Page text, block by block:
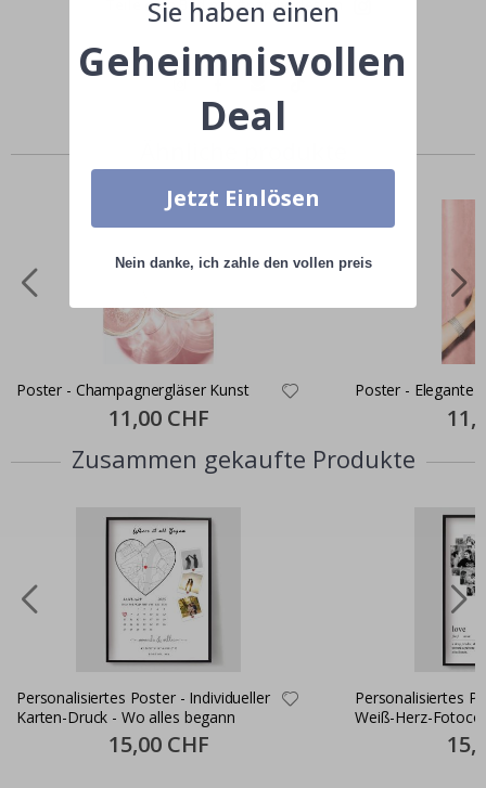
Teile dein Bild mit #namly_design
Poster - Champagnergläser Kunst
Special
Price
11,00 CHF
Poster - Elegante
Price
Zusammen gekaufte Produkte
Personalisiertes Poster - Individueller
Karten-Druck - Wo alles begann
Special
Price
15,00 CHF
Personalisiertes
Weiß-Herz-
Price
Sie haben einen
Geheimnisvollen
Deal
Jetzt Einlösen
Nein danke, ich zahle den vollen preis